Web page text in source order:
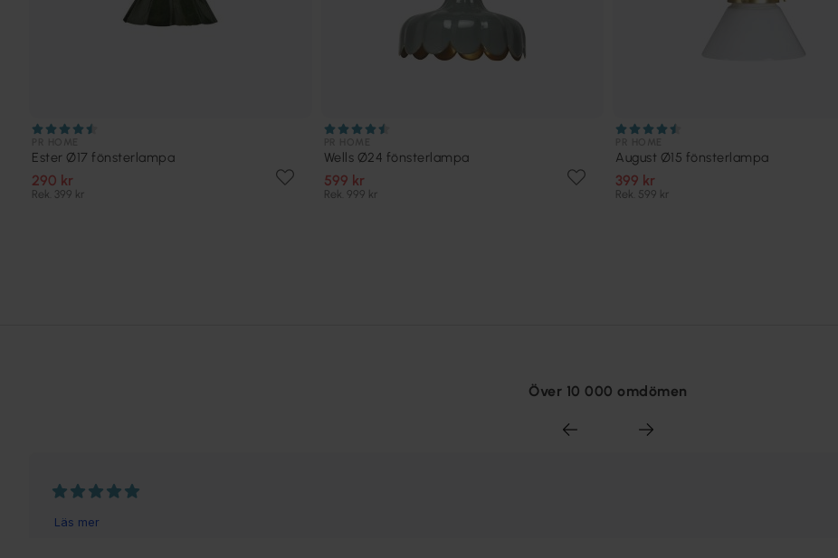
Ester Ø17 fönsterlampa
290 kr
Rek. 399 kr
Wells Ø24 fönsterlampa
599 kr
Rek. 999 kr
August Ø15 fönsterlampa
399 kr
Rek. 599 kr
Över 10 000 omdömen